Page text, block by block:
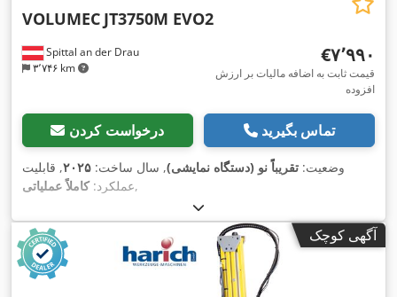
Spittal an der Drau
۳٬۷۴۶ km
VOLUMEC JT3750M EVO2
‎€۷٬۹۹۰
قیمت ثابت به اضافه مالیات بر ارزش
افزوده
درخواست کردن تماس بگیرید
وضعیت: تقریباً نو (دستگاه نمایشی), سال ساخت: ۲۰۲۵, قابلیت
عملکرد:کاملاً عملیاتی ,
آگهی کوچک